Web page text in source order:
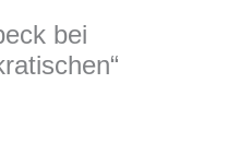
bei